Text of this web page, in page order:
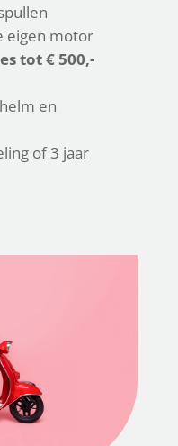
eigen motor
tot € 500,-
en
of 3 jaar